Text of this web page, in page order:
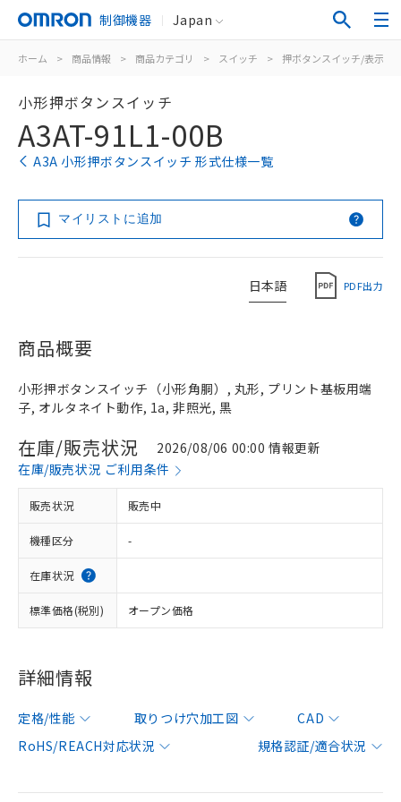
制御機器 Japan
ホーム > 商品情報 > 商品カテゴリ > スイッチ > 押ボタンスイッチ/表示灯
小形押ボタンスイッチ
A3AT-91L1-00B
A3A 小形押ボタンスイッチ 形式仕様一覧
マイリストに追加
日本語 PDF出力
商品概要
小形押ボタンスイッチ（小形角胴）, 丸形, プリント基板用端
子, オルタネイト動作, 1a, 非照光, 黒
在庫/販売状況
2026/08/06 00:00 情報更新
在庫/販売状況 ご利用条件
販売状況 販売中
機種区分 -
在庫状況
標準価格(税別) オープン価格
詳細情報
定格/性能 取りつけ穴加工図
CAD
RoHS/REACH対応状況
規格認証/適合状況